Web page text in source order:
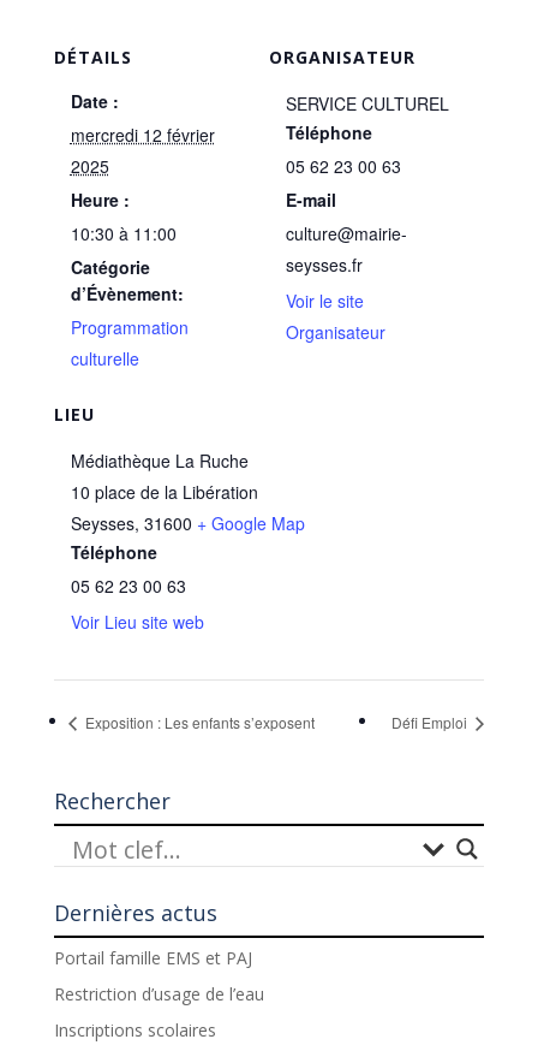
DÉTAILS
Date :
mercredi 12 février
2025
Heure :
10:30 à 11:00
Catégorie
d’Évènement:
Programmation
culturelle
LIEU
Médiathèque La Ruche
10 place de la Libération
Seysses, 31600 + Google Map
Téléphone
05 62 23 00 63
Voir Lieu site web
ORGANISATEUR
SERVICE CULTUREL
Téléphone
05 62 23 00 63
E-mail
culture@mairie-
seysses.fr
Voir le site
Organisateur
Exposition : Les enfants s’exposent Défi Emploi
Rechercher
Dernières actus
Portail famille EMS et PAJ
Restriction d’usage de l’eau
Inscriptions scolaires